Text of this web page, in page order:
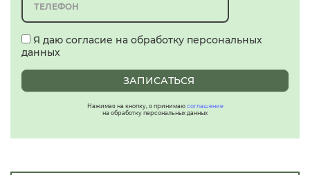
Я даю согласие на обработку персональных
данных
ЗАПИСАТЬСЯ
Нажимая на кнопку, я принимаю соглашение
на обработку персональных данных